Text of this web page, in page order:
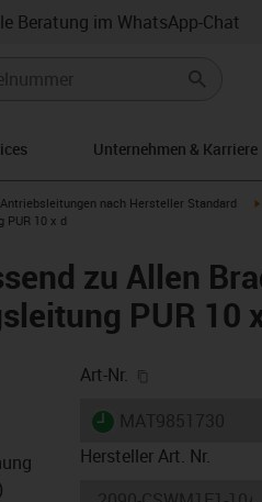
Beratung im WhatsApp-Chat
Unternehmen & Karriere
icon-arrow-right
Antriebsleitungen nach Hersteller Standard
PUR 10 x d
zu Allen
PUR 10
Art-Nr.
igus-icon-lieferzeit
Hersteller Art. Nr.